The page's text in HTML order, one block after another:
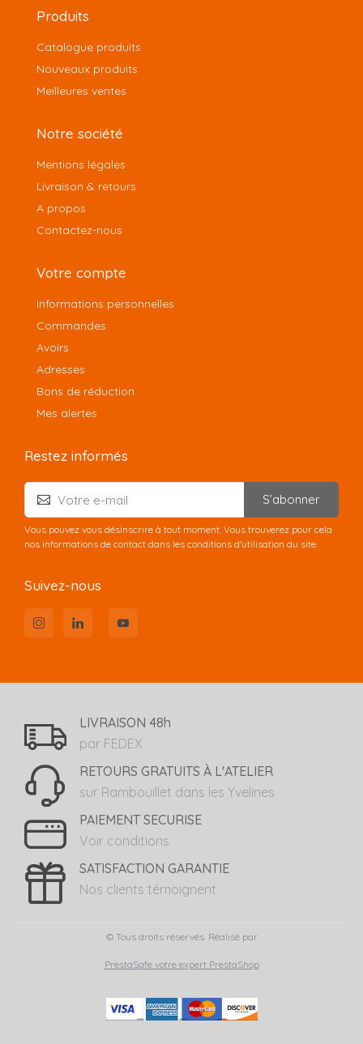
Produits
Catalogue produits
Nouveaux produits
Meilleures ventes
Notre société
Mentions légales
Livraison & retours
A propos
Contactez-nous
Votre compte
Informations personnelles
Commandes
Avoirs
Adresses
Bons de réduction
Mes alertes
Restez informés
S’abonner
Vous pouvez vous désinscrire à tout moment. Vous trouverez pour cela
nos informations de contact dans les conditions d'utilisation du site.
Suivez-nous
LIVRAISON 48h
par FEDEX
RETOURS GRATUITS À L'ATELIER
sur Rambouillet dans les Yvelines
PAIEMENT SECURISE
Voir conditions
SATISFACTION GARANTIE
Nos clients témoignent
© Tous droits réservés. Réalisé par
PrestaSafe votre expert PrestaShop